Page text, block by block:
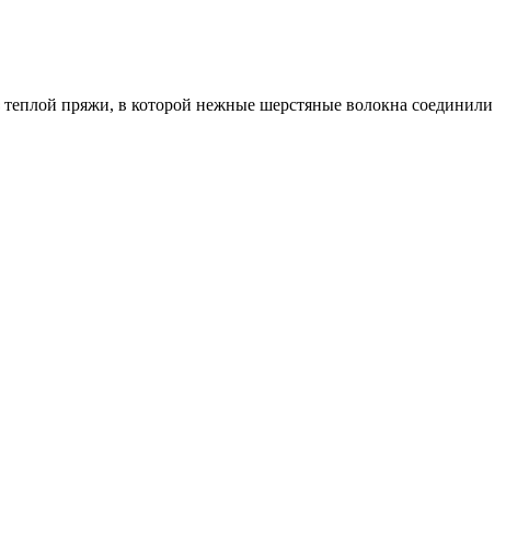
теплой пряжи, в которой нежные шерстяные волокна соединили